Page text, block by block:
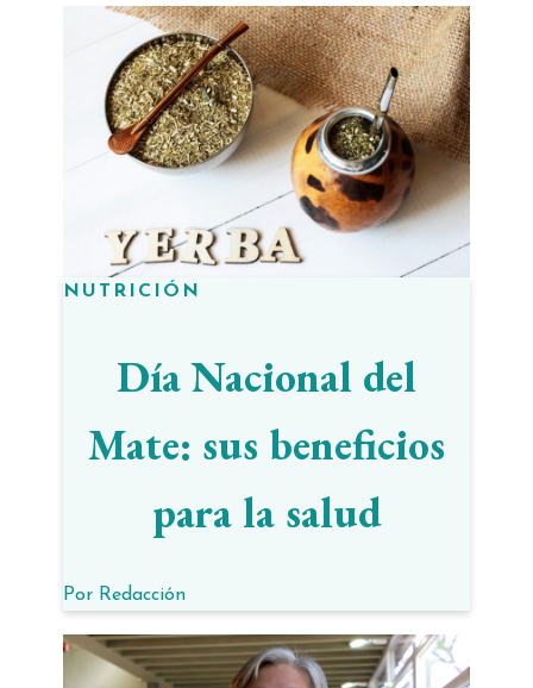
NUTRICIÓN
Día Nacional del
Mate: sus beneficios
para la salud
Por Redacción